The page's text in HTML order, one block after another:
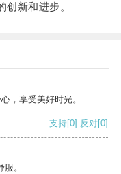
新和进步。
，享受美好时光。
支持[0] 反对[0]
。